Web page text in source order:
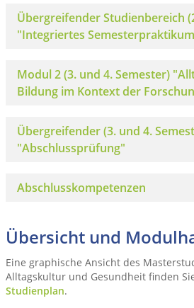
Übergreifender Studienbereich
"Integriertes
Modul 2 (3. und 4. Semester)
Bildung im Kontext der
Übergreifender (3. und 4.
"Abschlussprüfung"
Abschlusskompetenzen
Übersicht und
Eine graphische Ansicht des
Alltagskultur und Gesundheit finden
Studienplan.